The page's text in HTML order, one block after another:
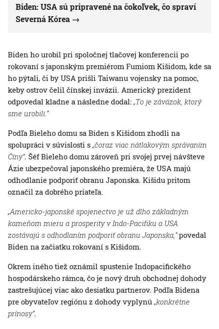
Biden: USA sú pripravené na čokoľvek, čo spraví
Severná Kórea
Biden ho urobil pri spoločnej tlačovej konferencii po
rokovaní s japonským premiérom Fumiom Kišidom, kde sa
ho pýtali, či by USA prišli Taiwanu vojensky na pomoc,
keby ostrov čelil čínskej invázii. Americký prezident
odpovedal kladne a následne dodal: „To je záväzok, ktorý
sme urobili.“
Podľa Bieleho domu sa Biden s Kišidom zhodli na
spolupráci v súvislosti s „čoraz viac nátlakovým správaním
Číny“. Šéf Bieleho domu zároveň pri svojej prvej návšteve
Ázie ubezpečoval japonského premiéra, že USA majú
odhodlanie podporiť obranu Japonska. Kišidu pritom
označil za dobrého priateľa.
„Americko-japonské spojenectvo je už dlho základným
kameňom mieru a prosperity v Indo-Pacifiku a USA
zostávajú s odhodlaním podporiť obranu Japonska,“povedal
Biden na začiatku rokovaní s Kišidom.
Okrem iného tiež oznámil spustenie Indopacifického
hospodárskeho rámca, čo je nový druh obchodnej dohody
zastrešujúcej viac ako desiatku partnerov. Podľa Bidena
pre obyvateľov regiónu z dohody vyplynú „konkrétne
prínosy“.